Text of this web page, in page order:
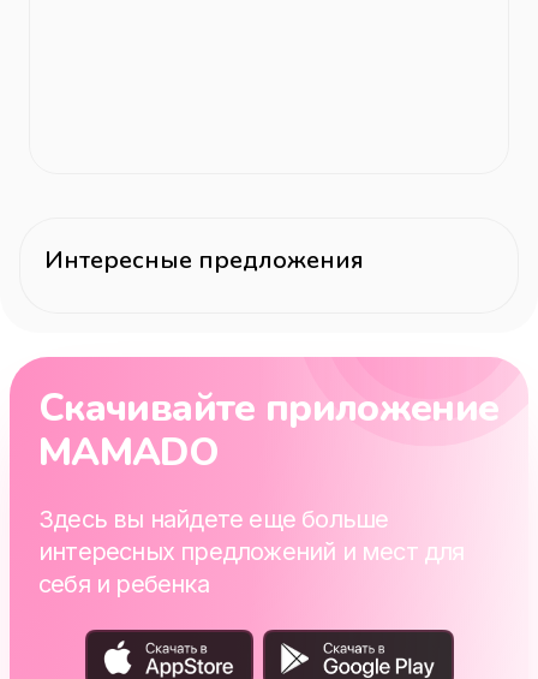
Интересные предложения
Скачивайте приложение
MAMADO
Здесь вы найдете еще больше
интересных предложений и мест для
себя и ребенка